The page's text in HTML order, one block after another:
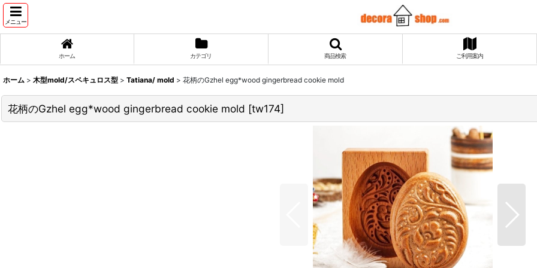
メニュー
ホーム カテゴリ 商品検索 ご利用案内
ホーム > 木型mold/スペキュロス型 > Tatiana/ mold > 花柄のGzhel egg*wood gingerbread cookie mold
花柄のGzhel egg*wood gingerbread cookie mold [tw174]